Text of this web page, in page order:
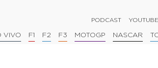
PODCAST YOUTUBE
VIVO F1 F2 F3 MOTOGP NASCAR